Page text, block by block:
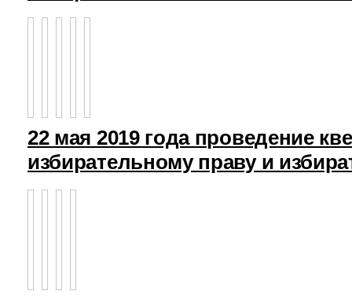
22 мая 2019 года проведение
избирательному праву и